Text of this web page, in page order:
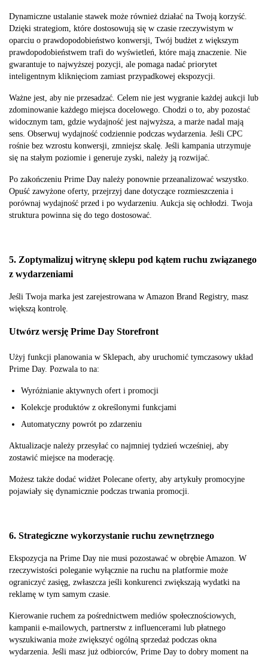
Dynamiczne ustalanie stawek może również działać na Twoją korzyść.
Dzięki strategiom, które dostosowują się w czasie rzeczywistym w
oparciu o prawdopodobieństwo konwersji, Twój budżet z większym
prawdopodobieństwem trafi do wyświetleń, które mają znaczenie. Nie
gwarantuje to najwyższej pozycji, ale pomaga nadać priorytet
inteligentnym kliknięciom zamiast przypadkowej ekspozycji.
Ważne jest, aby nie przesadzać. Celem nie jest wygranie każdej aukcji lub
zdominowanie każdego miejsca docelowego. Chodzi o to, aby pozostać
widocznym tam, gdzie wydajność jest najwyższa, a marże nadal mają
sens. Obserwuj wydajność codziennie podczas wydarzenia. Jeśli CPC
rośnie bez wzrostu konwersji, zmniejsz skalę. Jeśli kampania utrzymuje
się na stałym poziomie i generuje zyski, należy ją rozwijać.
Po zakończeniu Prime Day należy ponownie przeanalizować wszystko.
Opuść zawyżone oferty, przejrzyj dane dotyczące rozmieszczenia i
porównaj wydajność przed i po wydarzeniu. Aukcja się ochłodzi. Twoja
struktura powinna się do tego dostosować.
5. Zoptymalizuj witrynę sklepu pod kątem ruchu związanego
z wydarzeniami
Jeśli Twoja marka jest zarejestrowana w Amazon Brand Registry, masz
większą kontrolę.
Utwórz wersję Prime Day Storefront
Użyj funkcji planowania w Sklepach, aby uruchomić tymczasowy układ
Prime Day. Pozwala to na:
Wyróżnianie aktywnych ofert i promocji
Kolekcje produktów z określonymi funkcjami
Automatyczny powrót po zdarzeniu
Aktualizacje należy przesyłać co najmniej tydzień wcześniej, aby
zostawić miejsce na moderację.
Możesz także dodać widżet Polecane oferty, aby artykuły promocyjne
pojawiały się dynamicznie podczas trwania promocji.
6. Strategiczne wykorzystanie ruchu zewnętrznego
Ekspozycja na Prime Day nie musi pozostawać w obrębie Amazon. W
rzeczywistości poleganie wyłącznie na ruchu na platformie może
ograniczyć zasięg, zwłaszcza jeśli konkurenci zwiększają wydatki na
reklamę w tym samym czasie.
Kierowanie ruchem za pośrednictwem mediów społecznościowych,
kampanii e-mailowych, partnerstw z influencerami lub płatnego
wyszukiwania może zwiększyć ogólną sprzedaż podczas okna
wydarzenia. Jeśli masz już odbiorców, Prime Day to dobry moment na